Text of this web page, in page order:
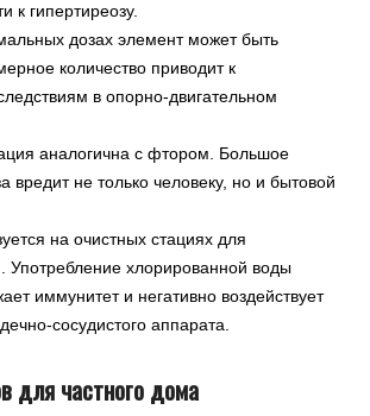
к гипертиреозу.
дозах элемент может быть
количество приводит к
в опорно-двигательном
аналогична с фтором. Большое
вредит не только человеку, но и бытовой
на очистных стациях для
Употребление хлорированной воды
иммунитет и негативно воздействует
сосудистого аппарата.
для частного дома